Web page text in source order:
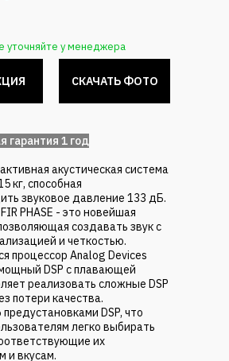
гарантия 1 годㅤ
активная акустическая система
кг, способная
звуковое давление 133 дБ.
PHASE - это новейшая
создавать звук с
и четкостью.
процессор Analog Devices
мощный DSP с плавающей
реализовать сложные DSP
потери качества.
DSP, что
легко выбирать
их
и вкусам.
уточняйте у менеджера
СКАЧАТЬ ФОТО